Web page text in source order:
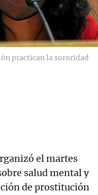
practican la sororidad
el martes
salud mental y
de prostitución